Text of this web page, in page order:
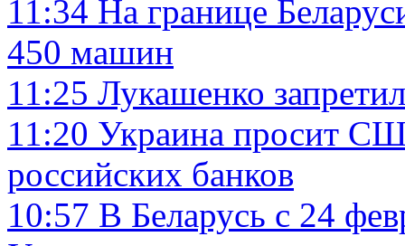
11:34 На границе
450 машин
11:25 Лукашенко
11:20 Украина просит
российских банков
10:57 В Беларусь с 24